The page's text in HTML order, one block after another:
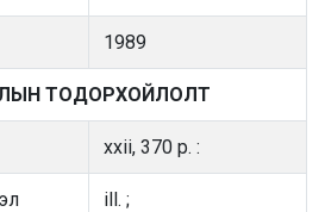
1989
ТОДОРХОЙЛОЛТ
xxii, 370 p. :
ill. ;